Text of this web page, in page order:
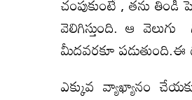
వెలిగిస్తుంది. ఆ
మీదవరకూ పడుతుంది.ఈ
ఎక్కువ వ్యాఖ్యానం